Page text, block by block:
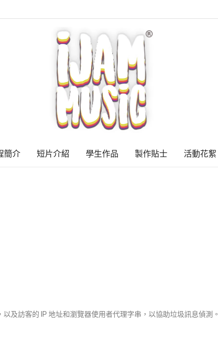
簡介 短片介紹 學生作品 製作貼士 活動花絮
及訪客的 IP 地址和瀏覽器使用者代理字串，以協助垃圾訊息偵測。